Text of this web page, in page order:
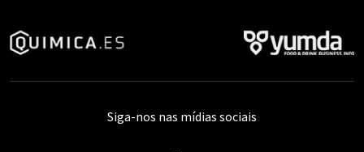
Siga-nos nas mídias sociais